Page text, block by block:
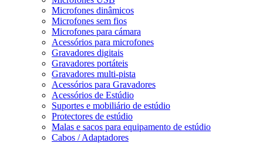
Microfones dinâmicos
Microfones sem fios
Microfones para cámara
Acessórios para microfones
Gravadores digitais
Gravadores portáteis
Gravadores multi-pista
Acessórios para Gravadores
Acessórios de Estúdio
Suportes e mobiliário de estúdio
Protectores de estúdio
Malas e sacos para equipamento de estúdio
Cabos / Adaptadores